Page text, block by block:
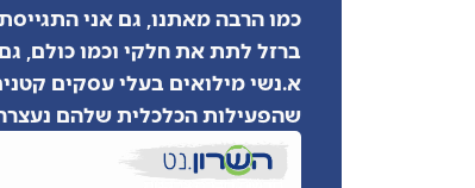
ברזל לתת את חלקי וכמו כולם,
א.נשי מילואים בעלי עסקים
שהפעילות הכלכלית שלהם